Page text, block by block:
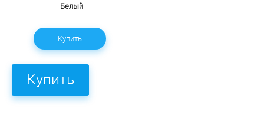
Белый
Купить
Купить